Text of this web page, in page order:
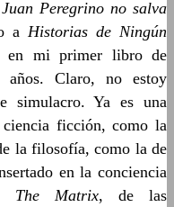
Juan Peregrino no salva
a Historias de Ningún
en mi primer libro de
años. Claro, no estoy
simulacro. Ya es una
ficción, como la
la filosofía, como la de
en la conciencia
The Matrix, de las